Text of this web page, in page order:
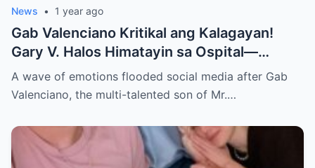
News • 1 year ago
Gab Valenciano Kritikal ang Kalagayan!
Gary V. Halos Himatayin sa Ospital—
Nakakaiyak ang Panalangin ng Pamilya
Habang Nasa Bingit ng Kamatayan ang
A wave of emotions flooded social media after Gab
Valenciano, the multi-talented son of Mr.…